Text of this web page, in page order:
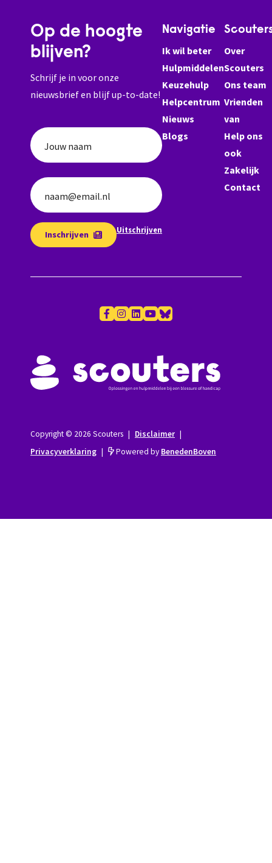
Op de hoogte
blijven?
Schrijf je in voor onze
nieuwsbrief en blijf up-to-date!
Jouw naam
naam@email.nl
Inschrijven Uitschrijven
Navigatie
Ik wil beter
Hulpmiddelen
Keuzehulp
Helpcentrum
Nieuws
Blogs
Over
Scouters
Ons team
Vrienden
van
Help ons
ook
Zakelijk
Contact
Copyright © 2026 Scouters | Disclaimer |
Privacyverklaring | Powered by BenedenBoven